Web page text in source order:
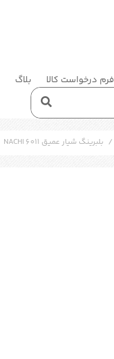
فرم درخواست کالا بلاگ
/ بلبرینگ شیار عمیق NACHI 6011